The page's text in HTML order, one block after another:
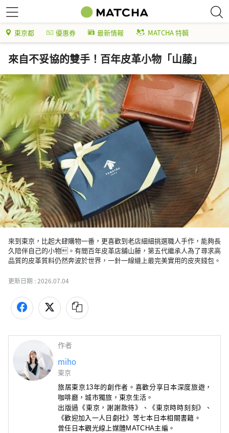
東京都 優惠券 最新情報 MATCHA 特輯
來自不妥協的雙手！百年皮革小物「山藤」
來到東京，比起大肆購物一番，更喜歡到老店細細挑選職人手作，能夠長
久陪伴自己的小物。有間百年皮革店舖山藤，第五代繼承人為了尋求高
品質的皮革質料仍然奔波於世界，一針一線縫上最完美實用的皮夾錢包。
更新日期 :2026.07.04
作者
miho
東京
旅居東京13年的創作者。喜歡分享日本深度旅遊，
咖啡廳，城市獨旅，東京生活。
出版過《東京，謝謝款待》
、 《東京時時刻刻》
、
《歡迎加入一人日劇社》 等七本日本相關書籍。
曾任日本觀光線上媒體MATCHA主編。